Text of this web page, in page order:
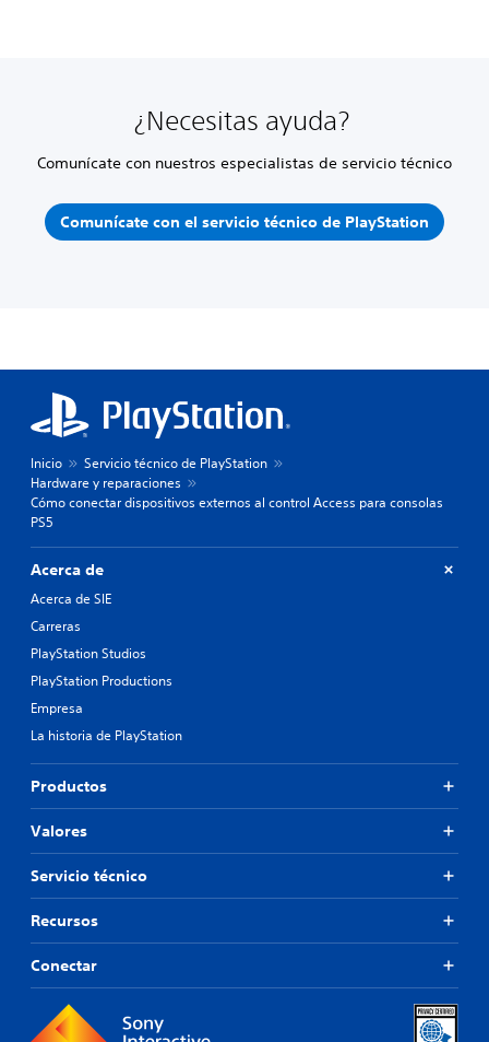
¿Necesitas ayuda?
Comunícate con nuestros especialistas de servicio técnico
Comunícate con el servicio técnico de PlayStation
Inicio
Servicio técnico de PlayStation
Hardware y reparaciones
Cómo conectar dispositivos externos al control Access para consolas
PS5
Acerca de
Acerca de SIE
Carreras
PlayStation Studios
PlayStation Productions
Empresa
La historia de PlayStation
Productos
Valores
Servicio técnico
Recursos
Conectar